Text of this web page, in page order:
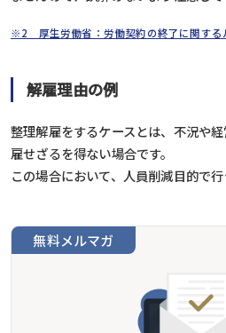
※2 厚生労働省：労働契約の終了に関する
解雇理由の例
整理解雇をするケースとは、不況や
雇せざるを得ない場合です。
この場合において、人員削減目的で行
無料メルマガ